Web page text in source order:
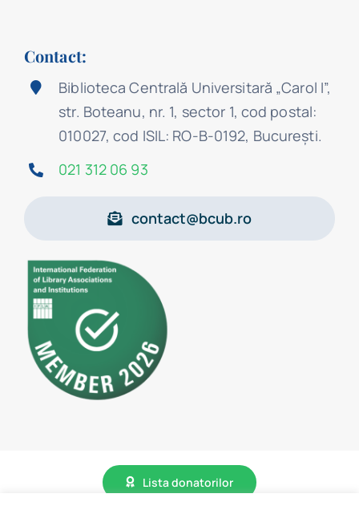
Contact:
Biblioteca Centrală Universitară „Carol I”,
str. Boteanu, nr. 1, sector 1, cod postal:
010027, cod ISIL: RO-B-0192, Bucureşti.
021 312 06 93
contact@bcub.ro
Lista donatorilor